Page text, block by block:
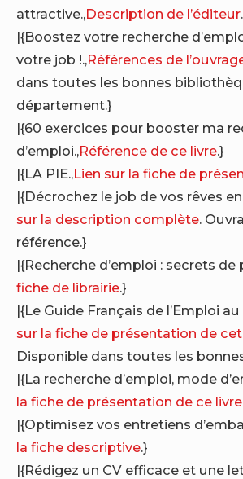
attractive.,Description de l’éditeur
|{Boostez votre recherche
votre job !.,Références de
dans toutes les bonnes
département.}
|{60 exercices pour booster ma
d’emploi.,Référence de ce livre.}
|{LA PIE.,Lien sur la fiche de
|{Décrochez le job de vos rêves
sur la description complète.
référence.}
|{Recherche d’emploi : secrets de
fiche de librairie.}
|{Le Guide Français de l’Emploi
sur la fiche de présentation de
Disponible dans toutes les
|{La recherche d’emploi, mode
la fiche de présentation de ce livre
|{Optimisez vos entretiens
la fiche descriptive.}
|{Rédigez un CV efficace et une